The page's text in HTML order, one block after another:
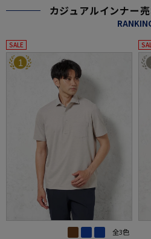
カジュアルインナー
SALE
1
全3色